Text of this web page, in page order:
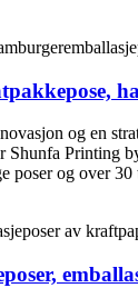
og en
poser og over